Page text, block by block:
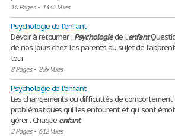
10 Pages• 1332 Vues
Psychologie de l’enfant
Devoir à retourner : Psychologiede l’enfant
de nos jours chez les parents au sujet de
leur
8 Pages• 859 Vues
Psychologie de l'enfant
Les changements ou difficultés de comportement
problématiques qui les entourent et qui sont
gérer . Chaque enfant
2 Pages• 612 Vues